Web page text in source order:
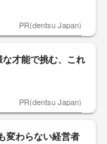
PR(dentsu Japan)
才能で挑む、これ
PR(dentsu Japan)
変わらない経営者